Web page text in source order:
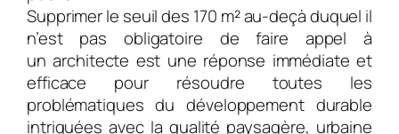
Supprimer le seuil des 170 m² au-deçà duquel il
n’est pas obligatoire de faire appel à
un architecte est une réponse immédiate et
efficace pour résoudre toutes les
problématiques du développement durable
intriquées avec la qualité paysagère, urbaine